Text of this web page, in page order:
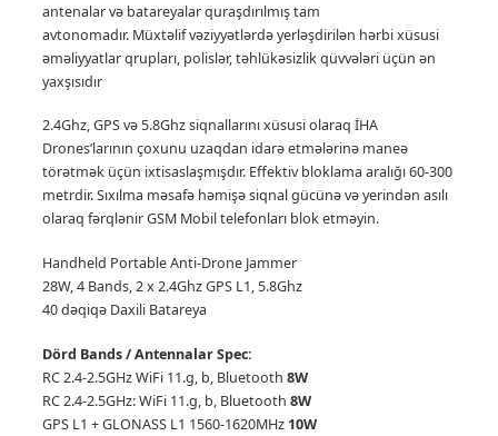
antenalar və batareyalar quraşdırılmış tam
avtonomadır. Müxtəlif vəziyyətlərdə yerləşdirilən hərbi xüsusi
əməliyyatlar qrupları, polislər, təhlükəsizlik qüvvələri üçün ən
yaxşısıdır
2.4Ghz, GPS və 5.8Ghz siqnallarını xüsusi olaraq İHA
Drones’larının çoxunu uzaqdan idarə etmələrinə maneə
törətmək üçün ixtisaslaşmışdır. Effektiv bloklama aralığı 60-300
metrdir.Sıxılma məsafə həmişə siqnal gücünə və yerindən asılı
olaraq fərqlənir GSM Mobil telefonları blok etməyin.
Handheld Portable Anti-Drone Jammer
28W, 4 Bands, 2 x 2.4Ghz GPS L1, 5.8Ghz
40 dəqiqə Daxili Batareya
Dörd Bands / Antennalar Spec:
RC 2.4-2.5GHz WiFi 11.g, b, Bluetooth 8W
RC 2.4-2.5GHz: WiFi 11.g, b, Bluetooth 8W
GPS L1 + GLONASS L1 1560-1620MHz 10W